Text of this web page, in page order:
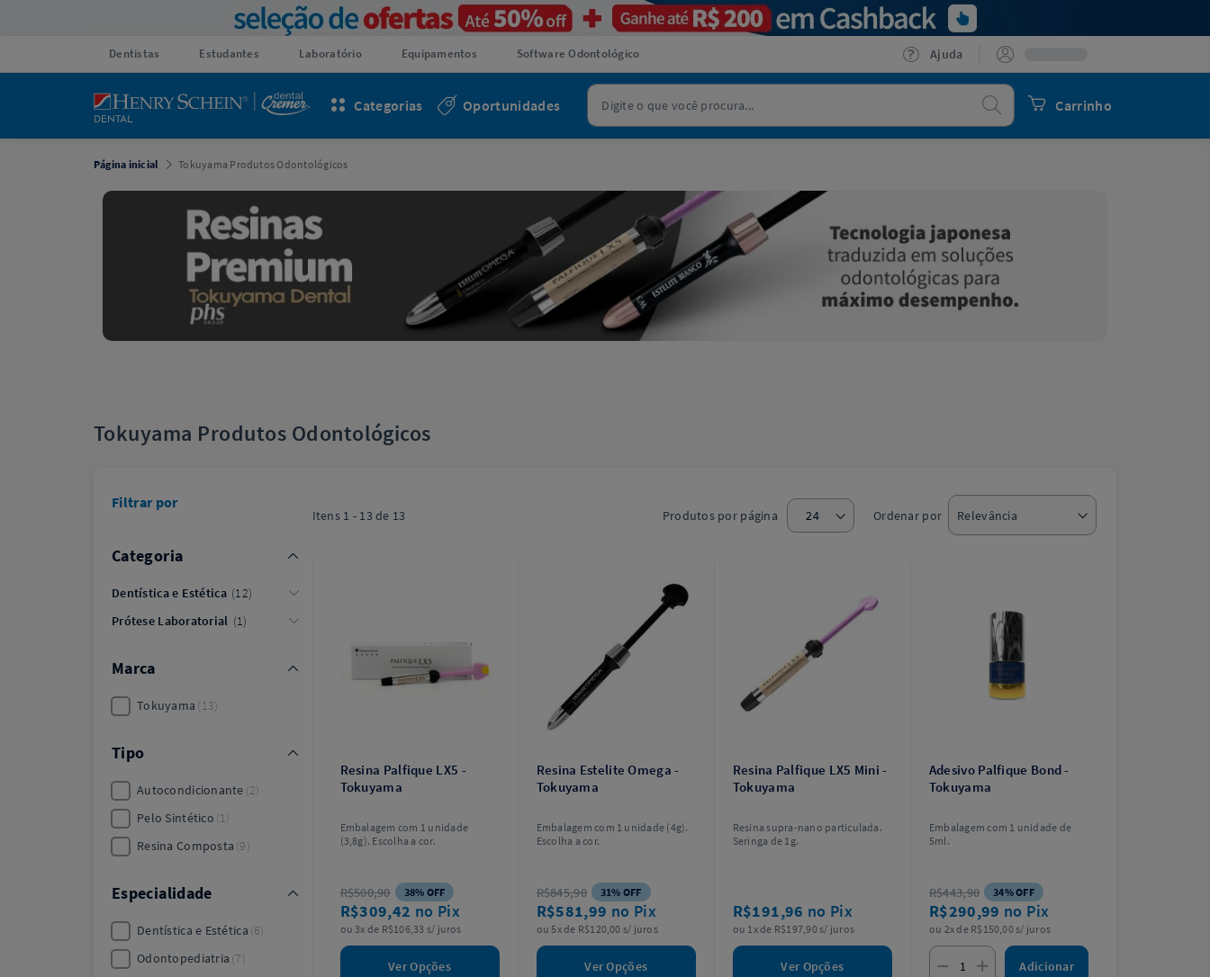
Dentistas Estudantes Laboratório Equipamentos Software Odontológico Ajuda
Carrinho
Procurar
Oportunidades
Categorias
Página inicial Tokuyama Produtos Odontológicos
Tokuyama Produtos Odontológicos
Itens 1 - 13 de 13 Produtos por página Ordenar por
Resina Palfique LX5 -
Tokuyama
Embalagem com 1 unidade
(3,8g). Escolha a cor.
R$500,90 38% OFF
R$309,42 no Pix
ou 3x de R$106,33 s/ juros
Ver Opções
Resina Estelite Omega -
Tokuyama
Embalagem com 1 unidade (4g).
Escolha a cor.
R$845,90 31% OFF
R$581,99 no Pix
ou 5x de R$120,00 s/ juros
Ver Opções
Resina Palfique LX5 Mini -
Tokuyama
Resina supra-nano particulada.
Seringa de 1g.
R$191,96 no Pix
ou 1x de R$197,90 s/ juros
Ver Opções
Adesivo Palfique Bond -
Tokuyama
Embalagem com 1 unidade de
5ml.
R$443,90 34% OFF
R$290,99 no Pix
ou 2x de R$150,00 s/ juros
Adicionar
Filtrar por
Categoria
Dentística e Estética 12
Prótese Laboratorial
1
Marca
Tokuyama 13
Tipo
Autocondicionante 2
Pelo Sintético 1
Resina Composta 9
Especialidade
Dentística e Estética 6
Odontopediatria 7